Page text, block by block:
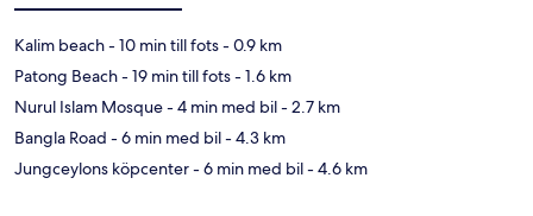
Kalim beach- 10 min till fots- 0.9 km
Patong Beach- 19 min till fots- 1.6 km
Nurul Islam Mosque- 4 min med bil- 2.7 km
Bangla Road - 6 min med bil- 4.3 km
Jungceylons köpcenter- 6 min med bil- 4.6 km